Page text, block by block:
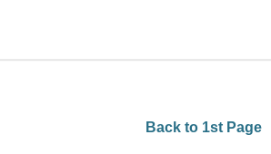
Back to 1st Page